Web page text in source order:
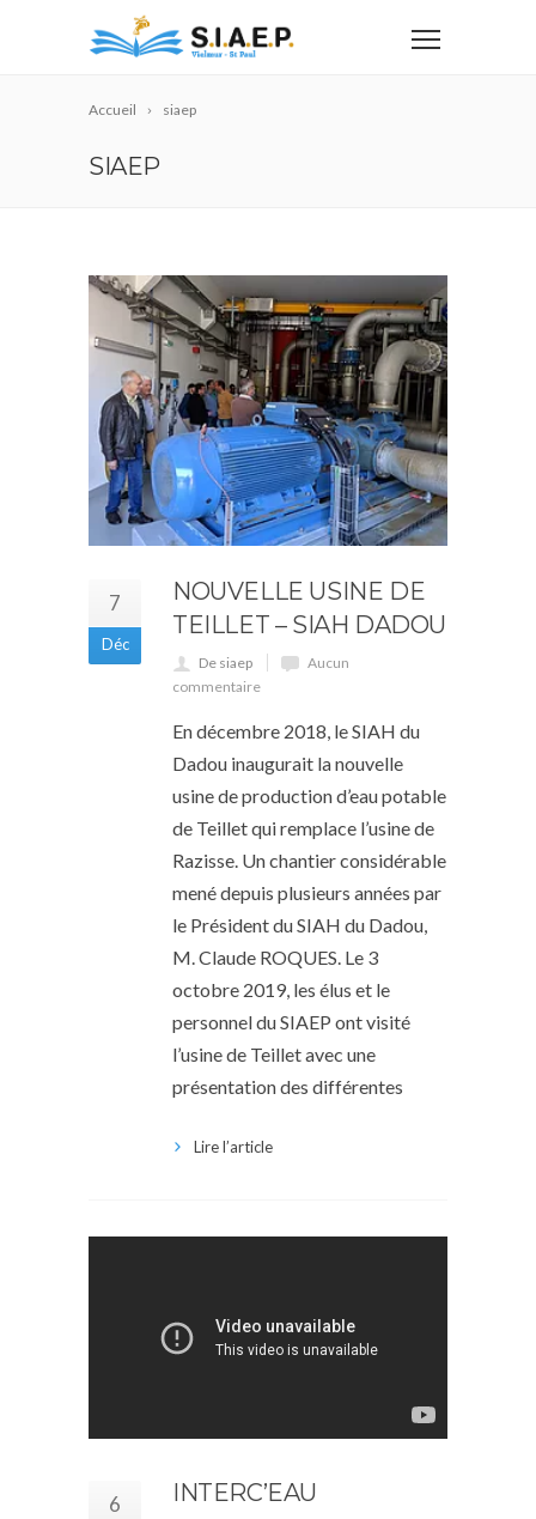
Accueil siaep
SIAEP
7
Déc
NOUVELLE USINE DE
TEILLET – SIAH DADOU
De siaep
Aucun
commentaire
En décembre 2018, le SIAH du
Dadou inaugurait la nouvelle
usine de production d’eau potable
de Teillet qui remplace l’usine de
Razisse. Un chantier considérable
mené depuis plusieurs années par
le Président du SIAH du Dadou,
M. Claude ROQUES. Le 3
octobre 2019, les élus et le
personnel du SIAEP ont visité
l’usine de Teillet avec une
présentation des différentes
Lire l’article
6 INTERC’EAU